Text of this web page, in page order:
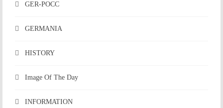
GER-POCC
GERMANIA
HISTORY
Image Of The Day
INFORMATION